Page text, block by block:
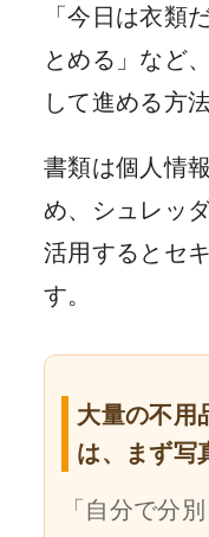
「今日は衣類
とめる」など
して進める方
書類は個人情
め、シュレッ
活用するとセ
す。
大量の不用
は、まず写
「自分で分